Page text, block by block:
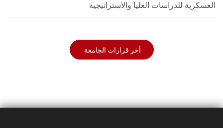
العسكرية للدراسات العليا والاستراتيجية
أخر قرارات الجامعة